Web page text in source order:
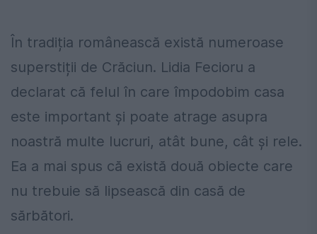
În tradiția românească există numeroase
superstiții de Crăciun. Lidia Fecioru a
declarat că felul în care împodobim casa
este important și poate atrage asupra
noastră multe lucruri, atât bune, cât și rele.
Ea a mai spus că există două obiecte care
nu trebuie să lipsească din casă de
sărbători.